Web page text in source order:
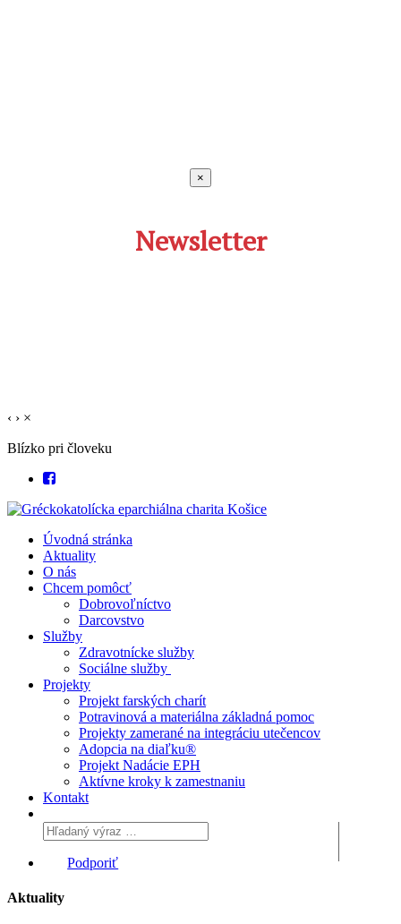
×
Newsletter
‹ › ×
Blízko pri človeku
Úvodná stránka
Aktuality
O nás
Chcem pomôcť
Dobrovoľníctvo
Darcovstvo
Služby
Zdravotnícke služby
Sociálne služby
Projekty
Projekt farských charít
Potravinová a materiálna základná pomoc
Projekty zamerané na integráciu utečencov
Adopcia na diaľku®
Projekt Nadácie EPH
Aktívne kroky k zamestnaniu
Kontakt
Podporiť
Aktuality